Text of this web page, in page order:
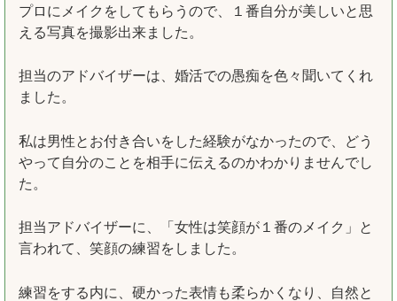
プロにメイクをしてもらうので、１番自分が美しいと思
える写真を撮影出来ました。
担当のアドバイザーは、婚活での愚痴を色々聞いてくれ
ました。
私は男性とお付き合いをした経験がなかったので、どう
やって自分のことを相手に伝えるのかわかりませんでし
た。
担当アドバイザーに、「女性は笑顔が１番のメイク」と
言われて、笑顔の練習をしました。
練習をする内に、硬かった表情も柔らかくなり、自然と